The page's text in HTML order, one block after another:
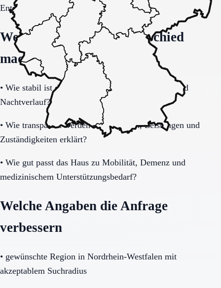
Entscheidung vollständig klären.
Welche Fragen den Unterschied
machen
• Wie stabil ist die Pflegeorganisation im Tages- und
Nachtverlauf?
• Wie transparent werden Zusatzkosten, Leistungen und
Zuständigkeiten erklärt?
• Wie gut passt das Haus zu Mobilität, Demenz und
medizinischem Unterstützungsbedarf?
Welche Angaben die Anfrage
verbessern
• gewünschte Region in Nordrhein-Westfalen mit
akzeptablem Suchradius